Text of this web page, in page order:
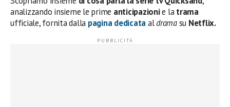
analizzando insieme le prime anticipazionie latrama
ufficiale, fornita dalla pagina dedicataaldramasu Netflix.